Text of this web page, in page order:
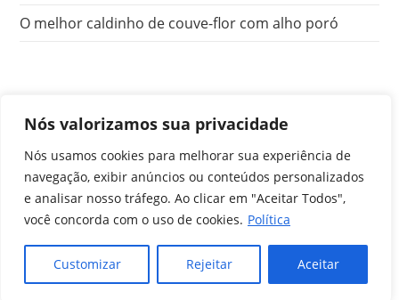
Nós valorizamos sua privacidade
Nós usamos cookies para melhorar sua experiência de
navegação, exibir anúncios ou conteúdos personalizados
e analisar nosso tráfego. Ao clicar em "Aceitar Todos",
você concorda com o uso de cookies. Política
Customizar Rejeitar Aceitar
O melhor caldinho de couve-flor com alho poró
Início
CursosCursos Online
Cursos Presenciais e Ao vivo
Eventos
Sobre nós Sobre eles
Agenda dos alunos
Contato
direitos reservados.